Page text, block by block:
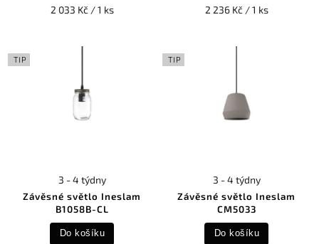
2 033 Kč / 1 ks 2 236 Kč / 1 ks
TIP
Závěsné světlo Ineslam
B1058B-CL
3 - 4 týdny
Do košíku
TIP
Závěsné světlo Ineslam
CM5033
3 - 4 týdny
Do košíku